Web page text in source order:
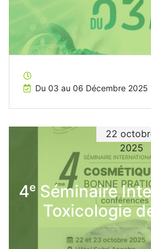
Du 03 au 06 Décembre 2025
22
2025
4ᵉ Séminaire
Toxicologie